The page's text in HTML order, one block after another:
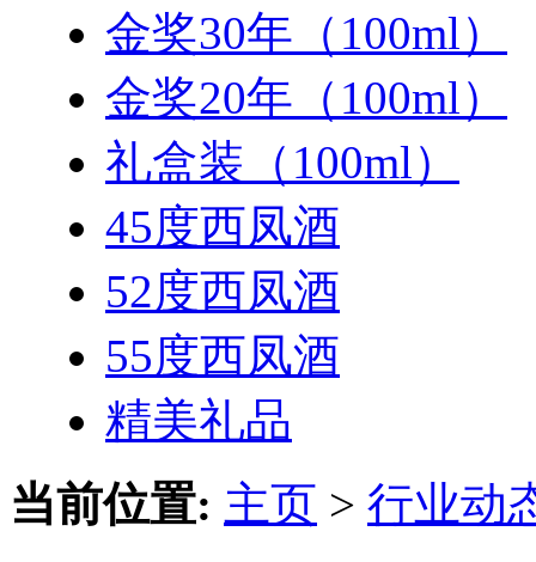
金奖30年（100ml）
金奖20年（100ml）
礼盒装（100ml）
45度西凤酒
52度西凤酒
55度西凤酒
精美礼品
当前位置: 主页 > 行业动